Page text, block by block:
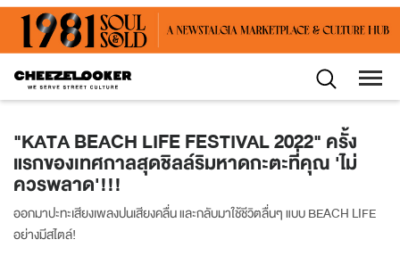
"KATA BEACH LIFE FESTIVAL 2022" ครั้ง
แรกของเทศกาลสุดชิลล์ริมหาดกะตะที่คุณ 'ไม่
ควรพลาด'!!!
ออกมาปะทะเสียงเพลงปนเสียงคลื่น และกลับมาใช้ชีวิตลื่นๆ แบบ BEACH LIFE
อย่างมีสไตล์!